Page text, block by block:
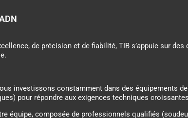
de précision et de fiabilité, TIB s’appuie sur des
investissons constamment dans des équipements
pour répondre aux exigences techniques
équipe, composée de professionnels qualifiés